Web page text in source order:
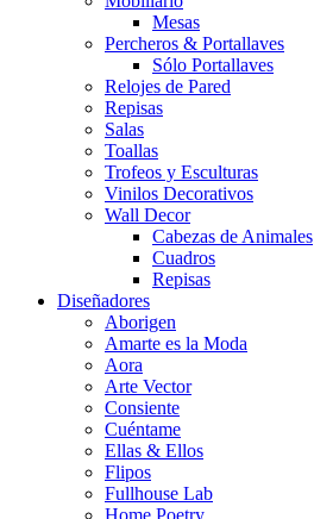
Mesas
Percheros & Portallaves
Sólo Portallaves
Relojes de Pared
Repisas
Salas
Toallas
Trofeos y Esculturas
Vinilos Decorativos
Wall Decor
Cabezas de Animales
Cuadros
Repisas
Diseñadores
Aborigen
Amarte es la Moda
Aora
Arte Vector
Consiente
Cuéntame
Ellas & Ellos
Flipos
Fullhouse Lab
Home Poetry